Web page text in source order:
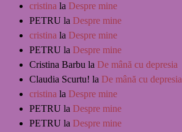
cristina la Despre mine
PETRU la Despre mine
cristina la Despre mine
PETRU la Despre mine
Cristina Barbu la De mână cu depresia
Claudia Scurtu! la De mână cu depresia
cristina la Despre mine
PETRU la Despre mine
PETRU la Despre mine